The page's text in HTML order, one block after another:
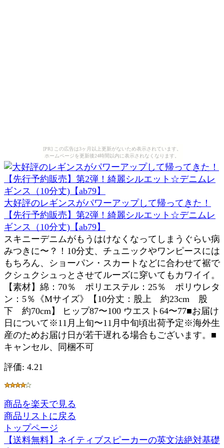
[PR] この広告は3ヶ月以上更新がないため表示されています。
ホームページを更新後24時間以内に表示されなくなります。
大好評のレギンスがパワーアップして帰ってきた！
【先行予約販売】第2弾！綺麗シルエット☆デニムレ
ギンス（10分丈)【ab79】
スキニーデニムがもうはけなくなってしまうぐらい病
みつきに〜？！10分丈、チュニックやワンピースには
もちろん、ショーパン・スカートなどに合わせて裾で
クシュクシュっとさせてルーズに穿いてもカワイイ。
【素材】綿：70％ ポリエステル：25％ ポリウレタ
ン：5％《Mサイズ》【10分丈：股上 約23cm 股
下 約70cm】 ヒップ87〜100 ウエスト64〜77■お届け
日について※11月上旬〜11月中旬頃出荷予定※海外生
産のためお届け日が若干遅れる場合もございます。■
キャンセル、同梱不可
評価: 4.21
商品を楽天で見る
商品リストに戻る
トップページ
【送料無料】ネイティブスピーカーの英文法絶対基礎